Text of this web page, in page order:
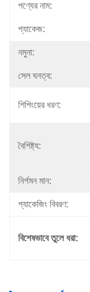
পণ্যের নাম:
প্যাকেজ:
নমুনা:
সেল ঘনত্ব:
শিপিংয়ের ধরণ:
বৈশিষ্ট্য:
নির্গমন মান:
প্যাকেজিং বিবরণ:
বিশেষভাবে তুলে ধরা: